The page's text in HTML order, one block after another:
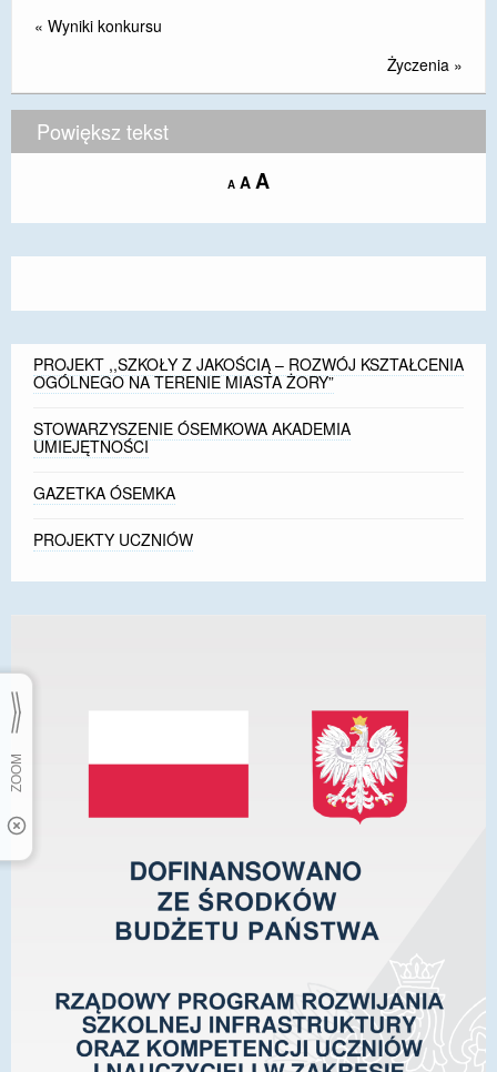
« Wyniki konkursu
Życzenia »
Powiększ tekst
A Decrease
size.
A Reset
size.
AIncrease
size.
PROJEKT ,,SZKOŁY Z JAKOŚCIĄ – ROZWÓJ KSZTAŁCENIA
OGÓLNEGO NA TERENIE MIASTA ŻORY”
STOWARZYSZENIE ÓSEMKOWA AKADEMIA
UMIEJĘTNOŚCI
GAZETKA ÓSEMKA
PROJEKTY UCZNIÓW